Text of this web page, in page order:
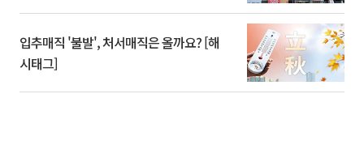
입추매직 '불발', 처서매직은 올까요? [해
시태그]